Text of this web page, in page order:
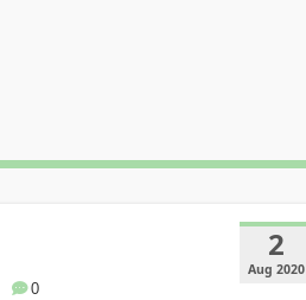
2
Aug 2020
0